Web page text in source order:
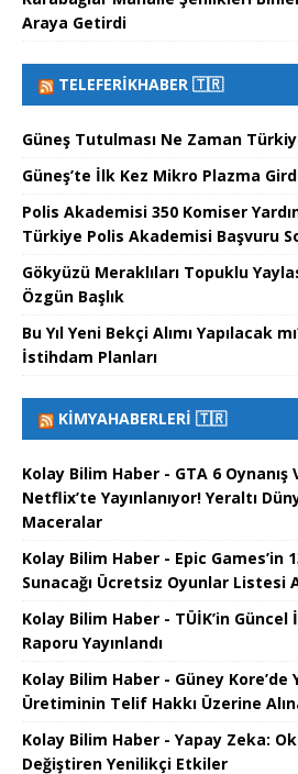
Araya Getirdi
TELEFERIKHABER 🇹🇷
Güneş Tutulması Ne Zaman
Güneş’te İlk Kez Mikro Plazma
Polis Akademisi 350 Komiser
Türkiye Polis Akademisi Başvuru
Gökyüzü Meraklıları Topuklu
Özgün Başlık
Bu Yıl Yeni Bekçi Alımı Yapılacak
İstihdam Planları
KIMYAHABERLERI 🇹🇷
Kolay Bilim Haber - GTA 6 Oynanış
Netflix’te Yayınlanıyor! Yeraltı
Maceralar
Kolay Bilim Haber - Epic Games’in
Sunacağı Ücretsiz Oyunlar Listesi
Kolay Bilim Haber - TÜİK’in
Raporu Yayınlandı
Kolay Bilim Haber - Güney Kore’de
Üretiminin Telif Hakkı Üzerine
Kolay Bilim Haber - Yapay Zeka:
Değiştiren Yenilikçi Etkiler